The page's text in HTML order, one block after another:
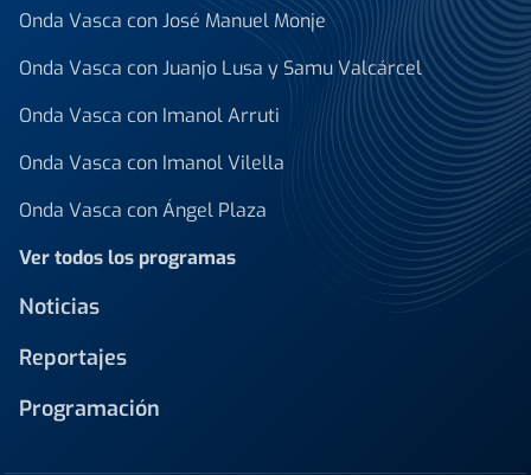
Onda Vasca con José Manuel Monje
Onda Vasca con Juanjo Lusa y Samu Valcárcel
Onda Vasca con Imanol Arruti
Onda Vasca con Imanol Vilella
Onda Vasca con Ángel Plaza
Ver todos los programas
Noticias
Reportajes
Programación